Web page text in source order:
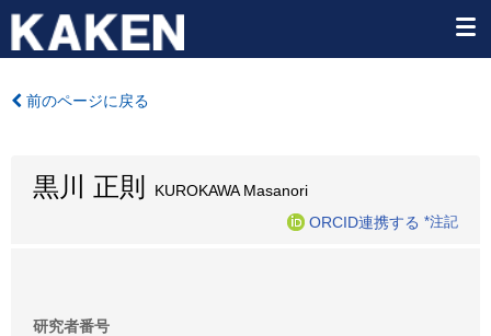
前のページに戻る
黒川 正則
KUROKAWA Masanori
ORCID連携する *注記
研究者番号